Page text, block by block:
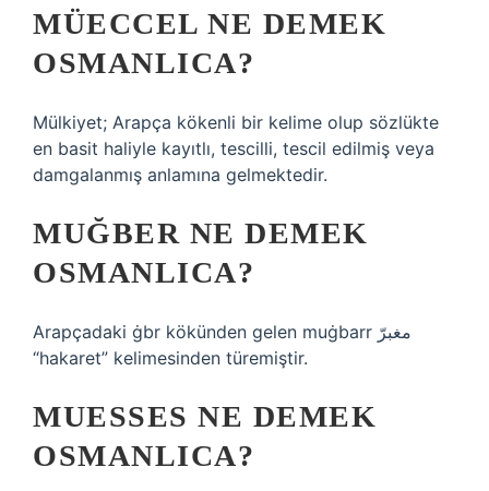
MÜECCEL NE DEMEK
OSMANLICA?
Mülkiyet; Arapça kökenli bir kelime olup sözlükte
en basit haliyle kayıtlı, tescilli, tescil edilmiş veya
damgalanmış anlamına gelmektedir.
MUĞBER NE DEMEK
OSMANLICA?
Arapçadaki ġbr kökünden gelen muġbarr مغبرّ
“hakaret” kelimesinden türemiştir.
MUESSES NE DEMEK
OSMANLICA?